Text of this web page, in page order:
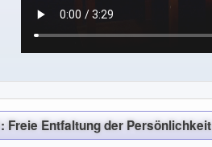
Freie Entfaltung der Persönlichkeit